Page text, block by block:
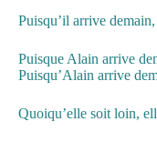
Puisqu’il arrive
Puisque Alain arrive
Puisqu’Alain arrive
Quoiqu’elle soit loin,